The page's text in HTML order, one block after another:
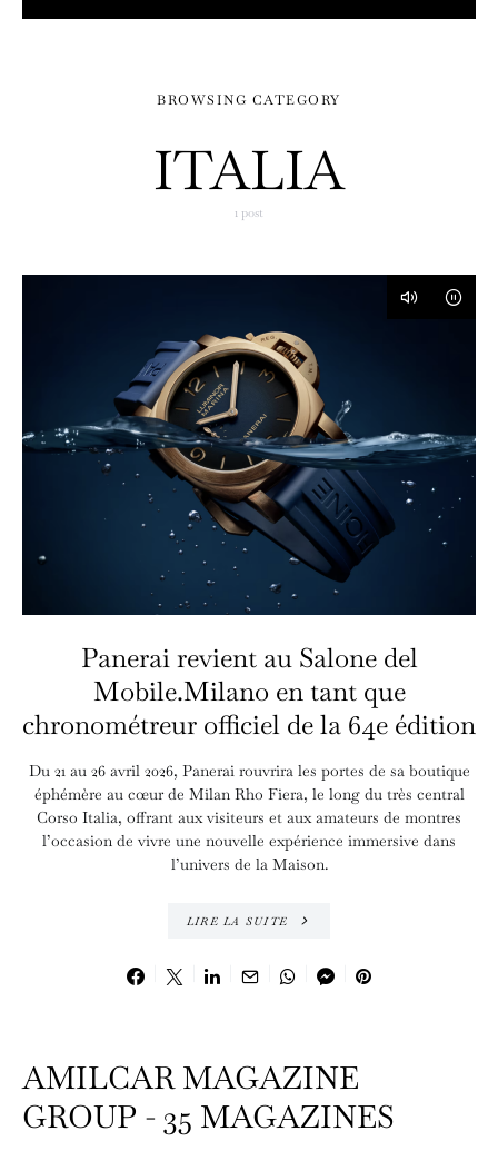
BROWSING CATEGORY
ITALIA
1 post
Panerai revient au Salone del
Mobile.Milano en tant que
chronométreur officiel de la 64e édition
Du 21 au 26 avril 2026, Panerai rouvrira les portes de sa boutique
éphémère au cœur de Milan Rho Fiera, le long du très central
Corso Italia, offrant aux visiteurs et aux amateurs de montres
l’occasion de vivre une nouvelle expérience immersive dans
l’univers de la Maison.
LIRE LA SUITE
AMILCAR MAGAZINE
GROUP - 35 MAGAZINES